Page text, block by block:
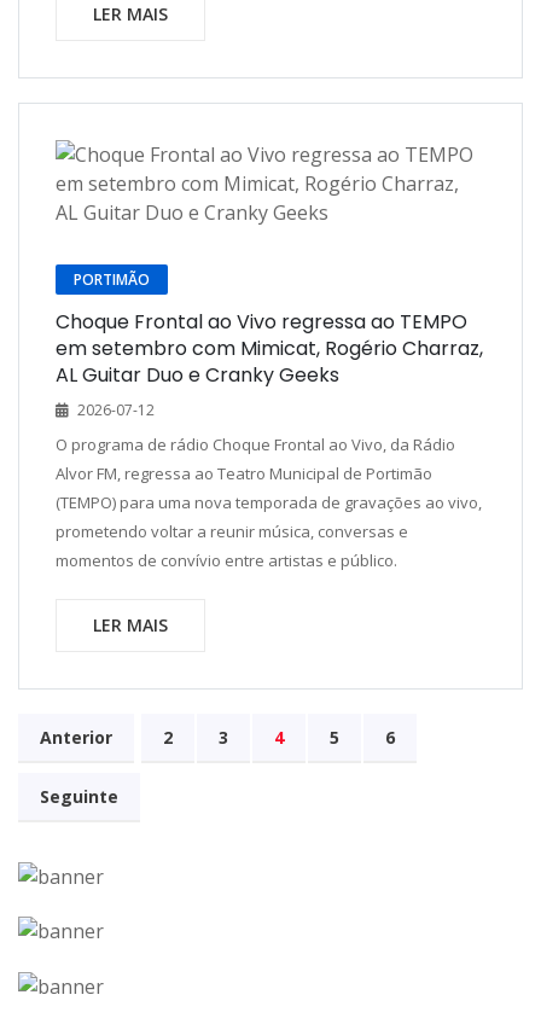
LER MAIS
PORTIMÃO
Choque Frontal ao Vivo regressa ao TEMPO
em setembro com Mimicat, Rogério Charraz,
AL Guitar Duo e Cranky Geeks
2026-07-12
O programa de rádio Choque Frontal ao Vivo, da Rádio
Alvor FM, regressa ao Teatro Municipal de Portimão
(TEMPO) para uma nova temporada de gravações ao vivo,
prometendo voltar a reunir música, conversas e
momentos de convívio entre artistas e público.
LER MAIS
Anterior 2 3 4 5 6
Seguinte